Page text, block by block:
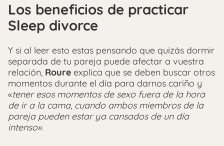
Los beneficios de practicar
Sleep divorce
Y si al leer esto estas pensando que quizás dormir
separada de tu pareja puede afectar a vuestra
relación, Roure explica que se deben buscar otros
momentos durante el día para darnos cariño y
«tener esos momentos de sexo fuera de la hora
de ir a la cama, cuando ambos miembros de la
pareja pueden estar ya cansados de un día
intenso».